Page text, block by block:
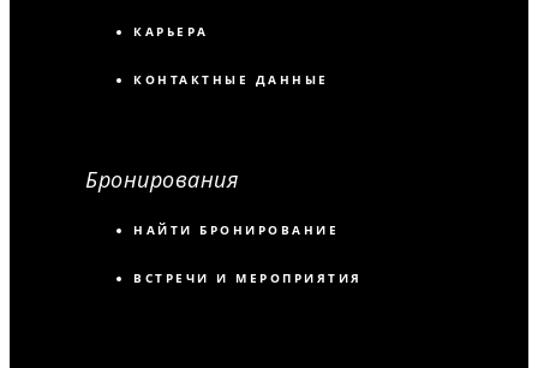
КАРЬЕРА
КОНТАКТНЫЕ ДАННЫЕ
Бронирования
НАЙТИ БРОНИРОВАНИЕ
ВСТРЕЧИ И МЕРОПРИЯТИЯ